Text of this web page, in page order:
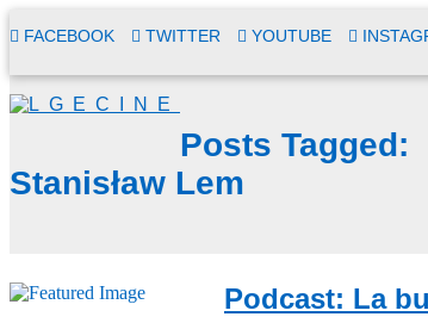
FACEBOOK TWITTER YOUTUBE
Posts Tagged:
Stanisław Lem
Podcast: La